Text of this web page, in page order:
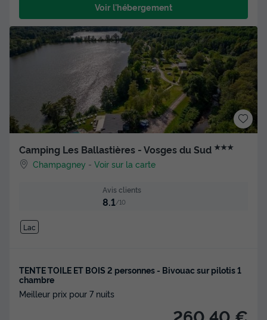
Voir l'hébergement
Camping Les Ballastières - Vosges du Sud ★★★
Champagney -Voir sur la carte
Avis clients
8.1/10
Lac
TENTE TOILE ET BOIS 2 personnes - Bivouac sur pilotis 1
chambre
Meilleur prix pour 7 nuits